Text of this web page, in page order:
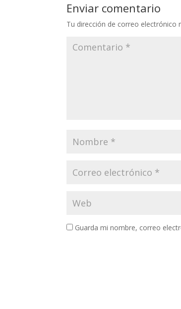
Enviar comentario
Tu dirección de correo electrónico
Guarda mi nombre, correo